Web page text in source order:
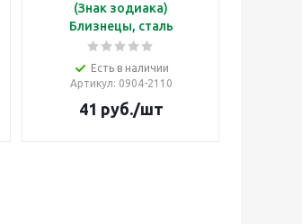
(Знак зодиака)
Близнецы, сталь
Есть в наличии
Артикул: 0904-2110
41 руб./шт